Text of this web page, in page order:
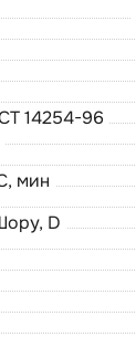
14254-96
мин
D